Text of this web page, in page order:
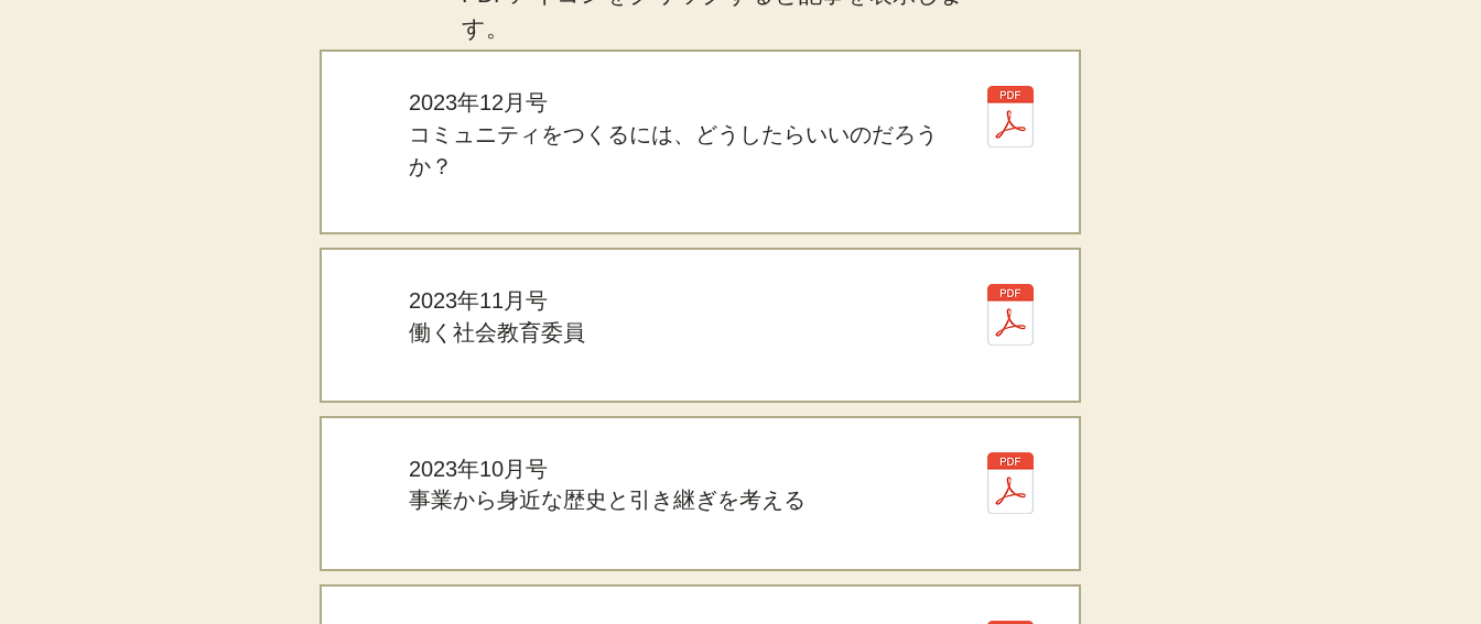
す。
2023年12月号
コミュニティをつくるには、どうしたらいいのだろう
か？
2023年11月号
働く社会教育委員
2023年10月号
事業から身近な歴史と引き継ぎを考える